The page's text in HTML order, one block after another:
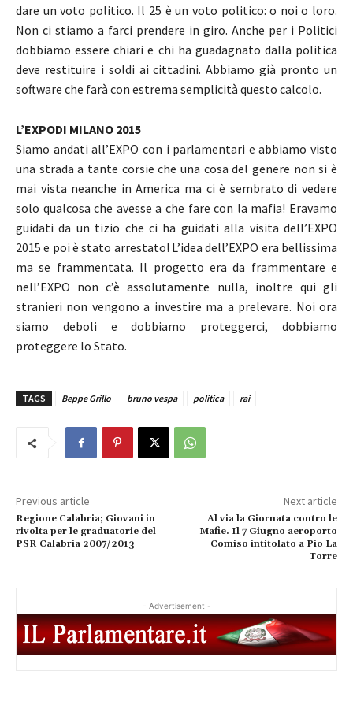
dare un voto politico. Il 25 è un voto politico: o noi o loro.
Non ci stiamo a farci prendere in giro. Anche per i Politici
dobbiamo essere chiari e chi ha guadagnato dalla politica
deve restituire i soldi ai cittadini. Abbiamo già pronto un
software che farà con estrema semplicità questo calcolo.
L’EXPODI MILANO 2015
Siamo andati all’EXPO con i parlamentari e abbiamo visto
una strada a tante corsie che una cosa del genere non si è
mai vista neanche in America ma ci è sembrato di vedere
solo qualcosa che avesse a che fare con la mafia! Eravamo
guidati da un tizio che ci ha guidati alla visita dell’EXPO
2015 e poi è stato arrestato! L’idea dell’EXPO era bellissima
ma se frammentata. Il progetto era da frammentare e
nell’EXPO non c’è assolutamente nulla, inoltre qui gli
stranieri non vengono a investire ma a prelevare. Noi ora
siamo deboli e dobbiamo proteggerci, dobbiamo
proteggere lo Stato.
TAGS Beppe Grillo bruno vespa politica rai
Previous article
Regione Calabria; Giovani in
rivolta per le graduatorie del
PSR Calabria 2007/2013
Next article
Al via la Giornata contro le
Mafie. Il 7 Giugno aeroporto
Comiso intitolato a Pio La
Torre
- Advertisement -